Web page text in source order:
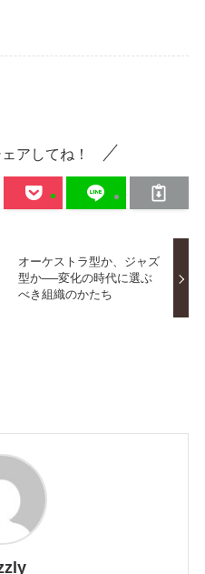
アしてね！
オーケストラ型か、ジャズ
型か──変化の時代に選ぶ
べき組織のかたち